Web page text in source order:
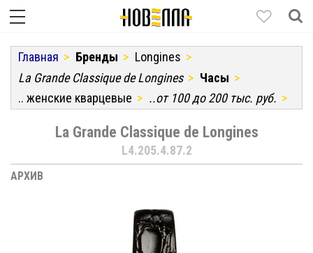
Главная Бренды
Longines
La Grande Classique de Longines
Часы
.. женские кварцевые
..от 100 до 200 тыс. руб.
La Grande Classique de Longines
L4.205.4.87.2
АРХИВ